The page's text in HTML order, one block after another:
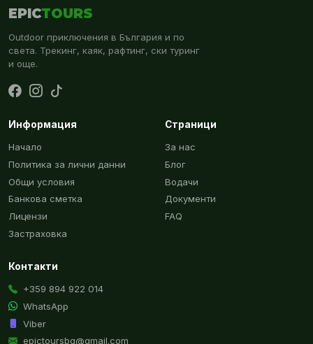
EPICTOURS
Outdoor приключения в България и по
света. Трекинг, каяк, рафтинг, ски туринг
и още.
Информация
Начало
Политика за лични данни
Общи условия
Банкова сметка
Лицензи
Застраховка
Страници
За нас
Блог
Водачи
Документи
FAQ
Контакти
+359 894 922 014
WhatsApp
Viber
epictoursbg@gmail.com